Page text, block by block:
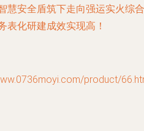
慧安全盾筑下走向强运实火综合
表化研建成效实现高！
product/